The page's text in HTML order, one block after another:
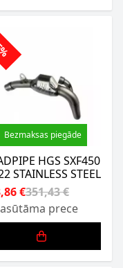
Bezmaksas piegāde
HGS SXF450
STAINLESS STEEL
€351,43 €
prece